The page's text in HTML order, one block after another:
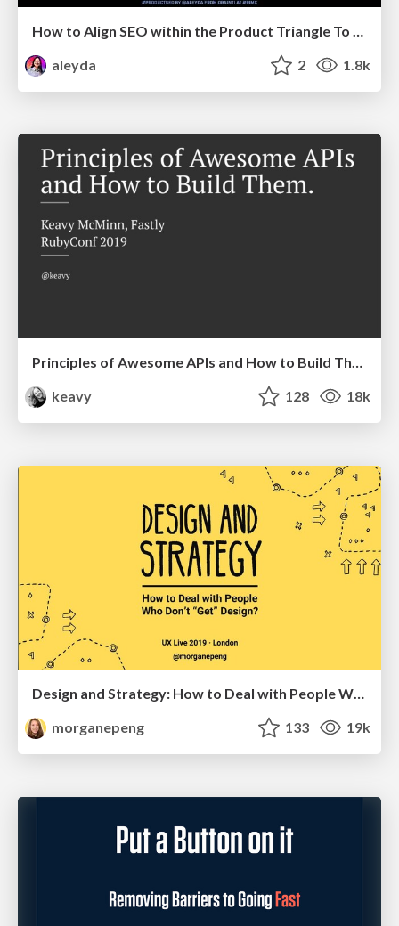
aleyda
2 1.8k
Principles of Awesome APIs and How to Build Them.
keavy
128 18k
Design and Strategy: How to Deal with People Who Don’t "Get" Design
morganepeng
133 19k